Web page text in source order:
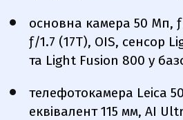
основна камера 50 Мп,
ƒ/1.7 (17T), OIS, сенсор
та Light Fusion 800 у
телефотокамера Leica
еквівалент 115 мм, AI